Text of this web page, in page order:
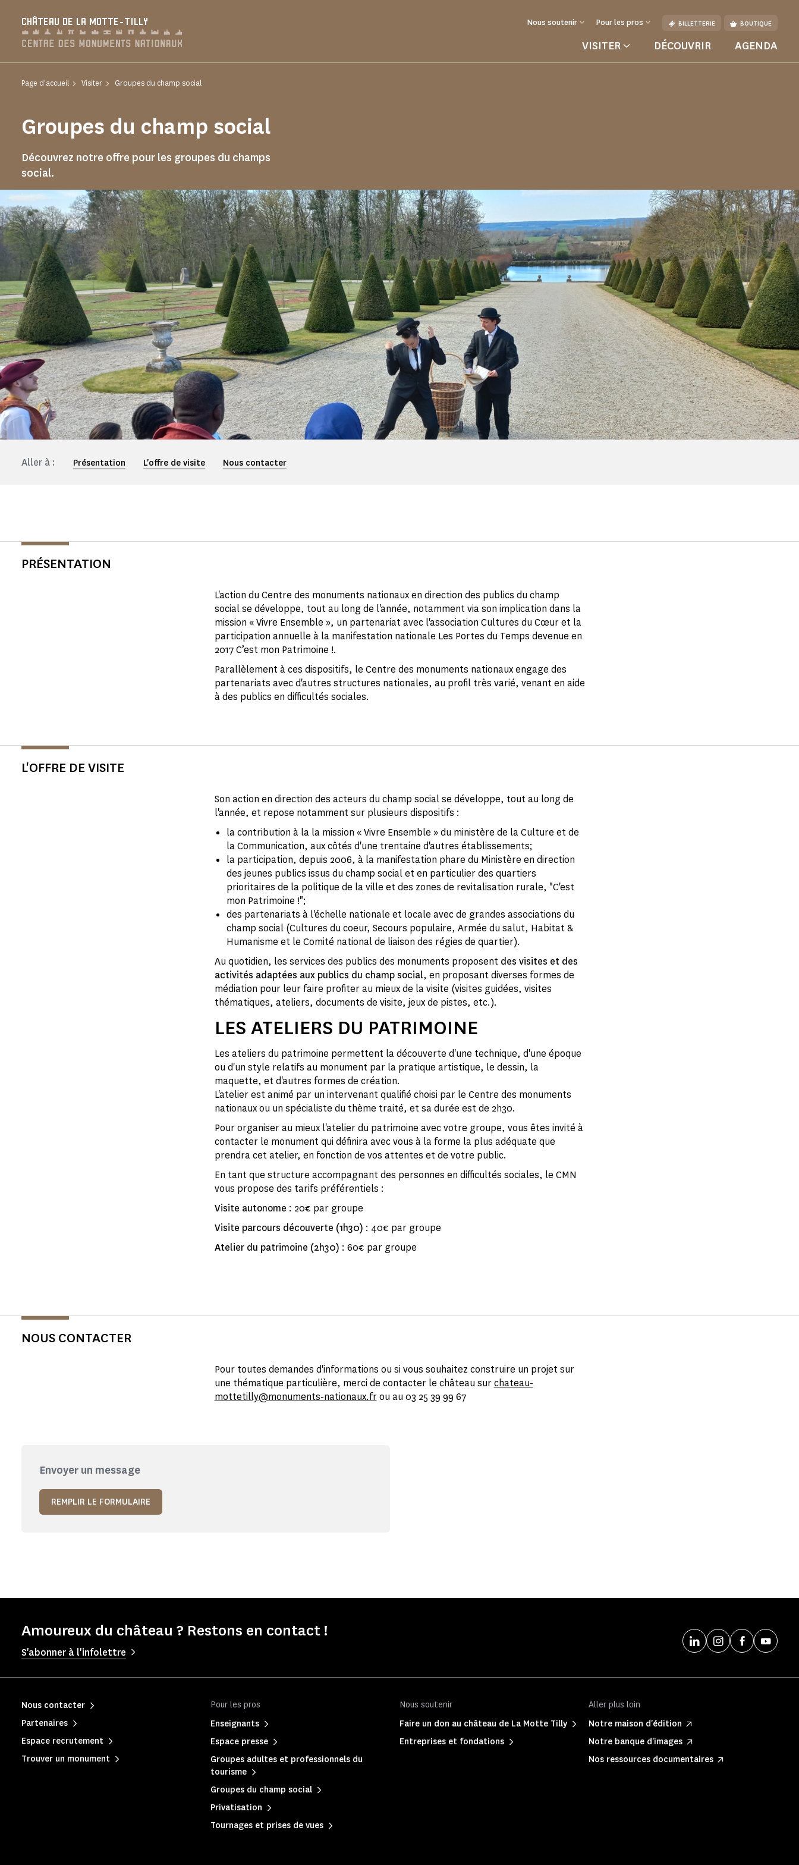
CHÂTEAU DE LA MOTTE-TILLY Nous soutenir Pour les pros BILLETTERIE BOUTIQUE
VISITER DÉCOUVRIR AGENDA
Page d'accueil Visiter Groupes du champ social
Groupes du champ social
Découvrez notre offre pour les groupes du champs
social.
Aller à : Présentation L'offre de visite Nous contacter
PRÉSENTATION
L'action du Centre des monuments nationaux en direction des publics du champ
social se développe, tout au long de l'année, notamment via son implication dans la
mission « Vivre Ensemble », un partenariat avec l'association Cultures du Cœur et la
participation annuelle à la manifestation nationale Les Portes du Temps devenue en
2017 C’est mon Patrimoine !.
Parallèlement à ces dispositifs, le Centre des monuments nationaux engage des
partenariats avec d'autres structures nationales, au profil très varié, venant en aide
à des publics en difficultés sociales.
L'OFFRE DE VISITE
Son action en direction des acteurs du champ social se développe, tout au long de
l'année, et repose notamment sur plusieurs dispositifs :
la contribution à la la mission « Vivre Ensemble » du ministère de la Culture et de
la Communication, aux côtés d'une trentaine d'autres établissements;
la participation, depuis 2006, à la manifestation phare du Ministère en direction
des jeunes publics issus du champ social et en particulier des quartiers
prioritaires de la politique de la ville et des zones de revitalisation rurale, "C'est
mon Patrimoine !";
des partenariats à l'échelle nationale et locale avec de grandes associations du
champ social (Cultures du coeur, Secours populaire, Armée du salut, Habitat &
Humanisme et le Comité national de liaison des régies de quartier).
Au quotidien, les services des publics des monuments proposent des visites et des
activités adaptées aux publics du champ social, en proposant diverses formes de
médiation pour leur faire profiter au mieux de la visite (visites guidées, visites
thématiques, ateliers, documents de visite, jeux de pistes, etc.).
LES ATELIERS DU PATRIMOINE
Les ateliers du patrimoine permettent la découverte d'une technique, d'une époque
ou d'un style relatifs au monument par la pratique artistique, le dessin, la
maquette, et d'autres formes de création.
L'atelier est animé par un intervenant qualifié choisi par le Centre des monuments
nationaux ou un spécialiste du thème traité, et sa durée est de 2h30.
Pour organiser au mieux l'atelier du patrimoine avec votre groupe, vous êtes invité à
contacter le monument qui définira avec vous à la forme la plus adéquate que
prendra cet atelier, en fonction de vos attentes et de votre public.
En tant que structure accompagnant des personnes en difficultés sociales, le CMN
vous propose des tarifs préférentiels :
Visite autonome : 20€ par groupe
Visite parcours découverte (1h30) : 40€ par groupe
Atelier du patrimoine (2h30) : 60€ par groupe
NOUS CONTACTER
Pour toutes demandes d'informations ou si vous souhaitez construire un projet sur
une thématique particulière, merci de contacter le château surchateau-
mottetilly@monuments-nationaux.frou au 03 25 39 99 67
Envoyer un message
REMPLIR LE FORMULAIRE
Amoureux du château ? Restons en contact !
S'abonner à l'infolettre
Pour les pros
Enseignants
Espace presse
Groupes adultes et professionnels du
tourisme
Groupes du champ social
Privatisation
Tournages et prises de vues
Nous soutenir
Faire un don au château de La Motte Tilly
Entreprises et fondations
Aller plus loin
Notre maison d'édition
Notre banque d'images
Nos ressources documentaires
Nous contacter
Partenaires
Espace recrutement
Trouver un monument